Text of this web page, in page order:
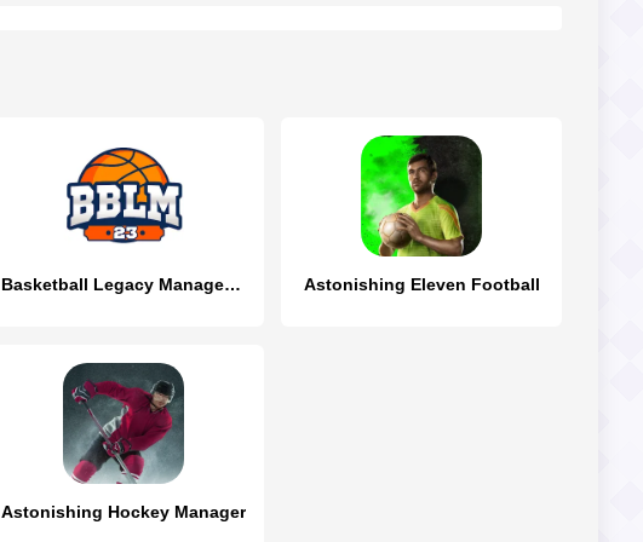
Basketball Legacy Manager 23 Astonishing Eleven Football
Astonishing Hockey Manager